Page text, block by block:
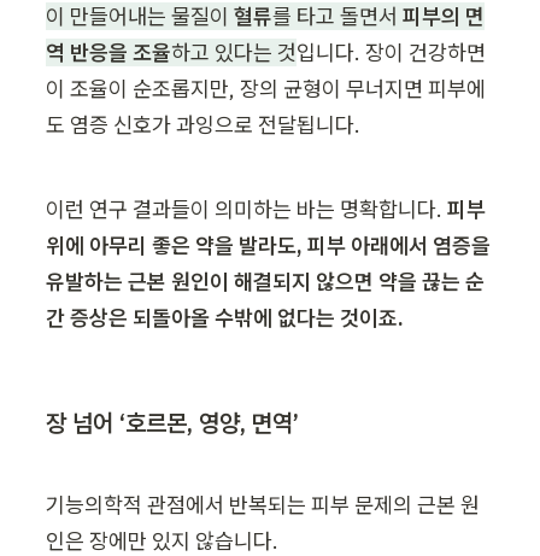
이 만들어내는 물질이 혈류를 타고 돌면서 피부의 면
역 반응을 조율하고 있다는 것입니다. 장이 건강하면
이 조율이 순조롭지만, 장의 균형이 무너지면 피부에
도 염증 신호가 과잉으로 전달됩니다.
이런 연구 결과들이 의미하는 바는 명확합니다. 피부
위에 아무리 좋은 약을 발라도, 피부 아래에서 염증을
유발하는 근본 원인이 해결되지 않으면 약을 끊는 순
간 증상은 되돌아올 수밖에 없다는 것이죠.
장 넘어 ‘호르몬, 영양, 면역’
기능의학적 관점에서 반복되는 피부 문제의 근본 원
인은 장에만 있지 않습니다.